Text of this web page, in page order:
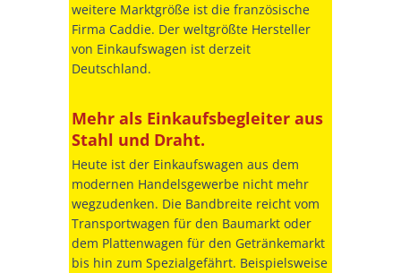
weitere Marktgröße ist die französische
Firma Caddie. Der weltgrößte Hersteller
von Einkaufswagen ist derzeit
Deutschland.
Mehr als Einkaufsbegleiter aus
Stahl und Draht.
Heute ist der Einkaufswagen aus dem
modernen Handelsgewerbe nicht mehr
wegzudenken. Die Bandbreite reicht vom
Transportwagen für den Baumarkt oder
dem Plattenwagen für den Getränkemarkt
bis hin zum Spezialgefährt. Beispielsweise